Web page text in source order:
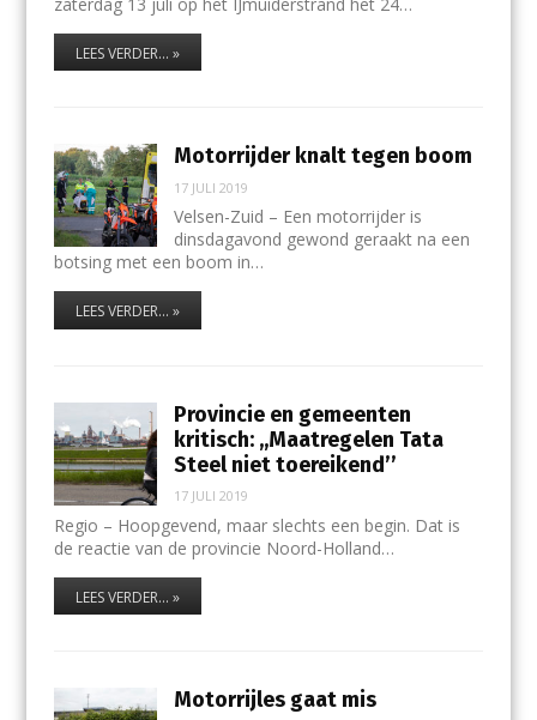
LEES VERDER... »
Motorrijder knalt tegen boom
17 JULI 2019
Velsen-Zuid – Een motorrijder is
dinsdagavond gewond geraakt na een
botsing met een boom in…
LEES VERDER... »
Provincie en gemeenten
kritisch: ,,Maatregelen Tata
Steel niet toereikend’’
17 JULI 2019
Regio – Hoopgevend, maar slechts een begin. Dat is
de reactie van de provincie Noord-Holland…
LEES VERDER... »
Motorrijles gaat mis